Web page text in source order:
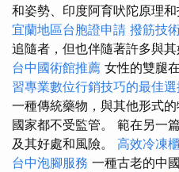
和姿勢、印度阿育吠陀原理和
宜蘭地區台胞證申請 撥筋技
追隨者，但也伴隨著許多與
台中國術館推薦 女性的雙腿
習專業數位行銷技巧的最佳
一種傳統藥物，與其他形式
國家都不受監管。 範在另一
及其好處和風險。 高效冷凍
台中泡腳服務 一種古老的中